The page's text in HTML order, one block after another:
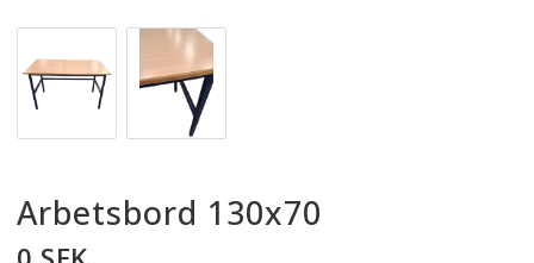
Arbetsbord 130x70